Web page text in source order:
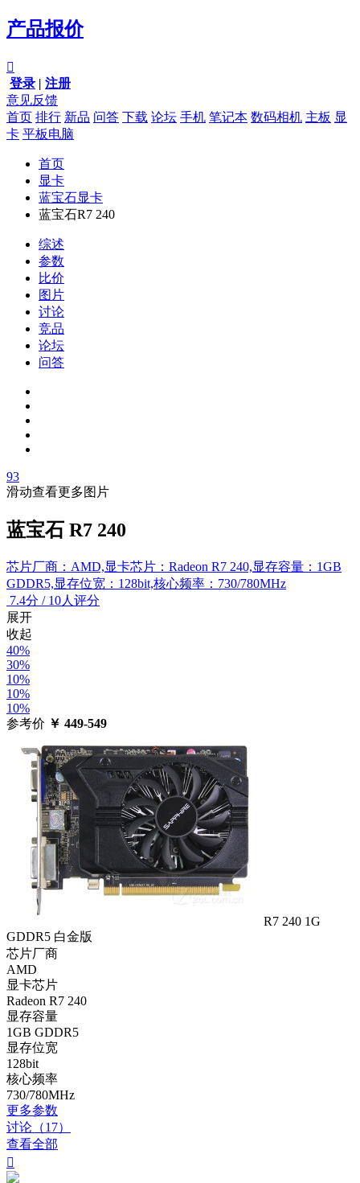
产品报价

登录 | 注册
意见反馈
首页 排行 新品 问答 下载 论坛 手机 笔记本 数码相机 主板 显
卡 平板电脑
首页
显卡
蓝宝石显卡
蓝宝石R7 240
综述
参数
比价
图片
讨论
竞品
论坛
问答
93
滑动查看更多图片
蓝宝石 R7 240
芯片厂商：AMD,显卡芯片：Radeon R7 240,显存容量：1GB
GDDR5,显存位宽：128bit,核心频率：730/780MHz
7.4分 / 10人评分
展开
收起
40%
30%
10%
10%
10%
参考价 ￥ 449-549
R7 240 1G
GDDR5 白金版
芯片厂商
AMD
显卡芯片
Radeon R7 240
显存容量
1GB GDDR5
显存位宽
128bit
核心频率
730/780MHz
更多参数
讨论（17）
查看全部
